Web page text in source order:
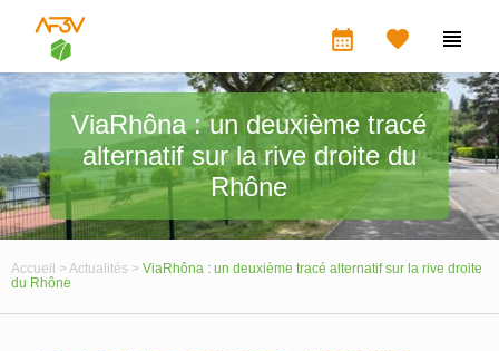
calendar_month  
ViaRhôna : un deuxième tracé
alternatif sur la rive droite du
Rhône
Accueil > Actualités > ViaRhôna : un deuxième tracé alternatif sur la rive droite
du Rhône